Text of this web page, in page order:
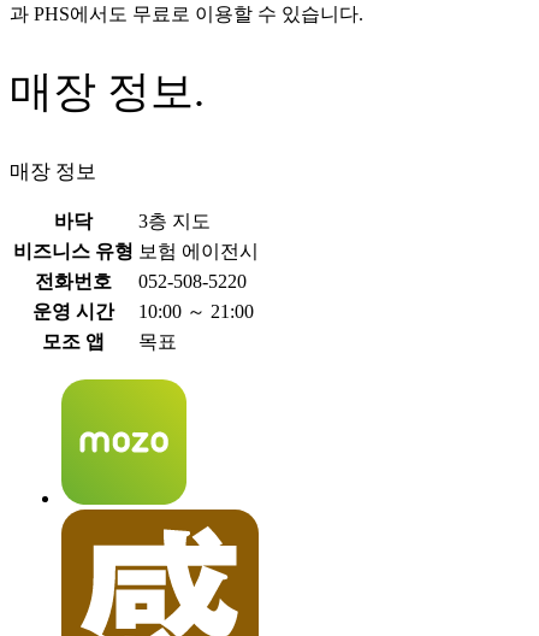
과 PHS에서도 무료로 이용할 수 있습니다.
매장 정보.
매장 정보
바닥
3층 지도
비즈니스 유형 보험 에이전시
전화번호
052-508-5220
운영 시간
10:00 ～ 21:00
모조 앱
목표